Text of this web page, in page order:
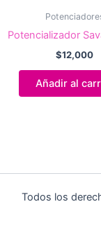
Potencializador
$12,000
Añadir al
Todos los